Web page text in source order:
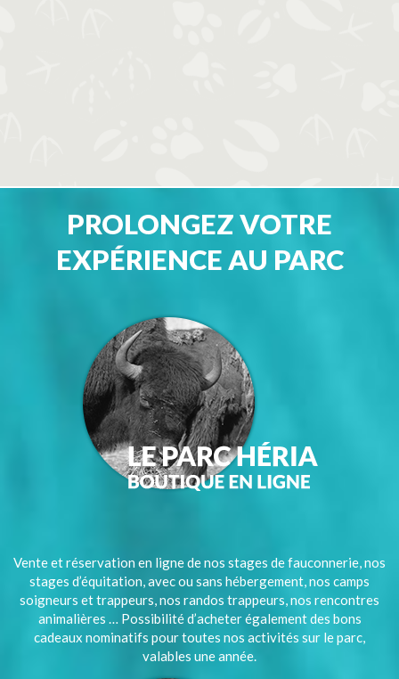
PROLONGEZ VOTRE
EXPÉRIENCE AU PARC
Vente et réservation en ligne de nos stages de fauconnerie, nos
stages d’équitation, avec ou sans hébergement, nos camps
soigneurs et trappeurs, nos randos trappeurs, nos rencontres
animalières … Possibilité d’acheter également des bons
cadeaux nominatifs pour toutes nos activités sur le parc,
valables une année.